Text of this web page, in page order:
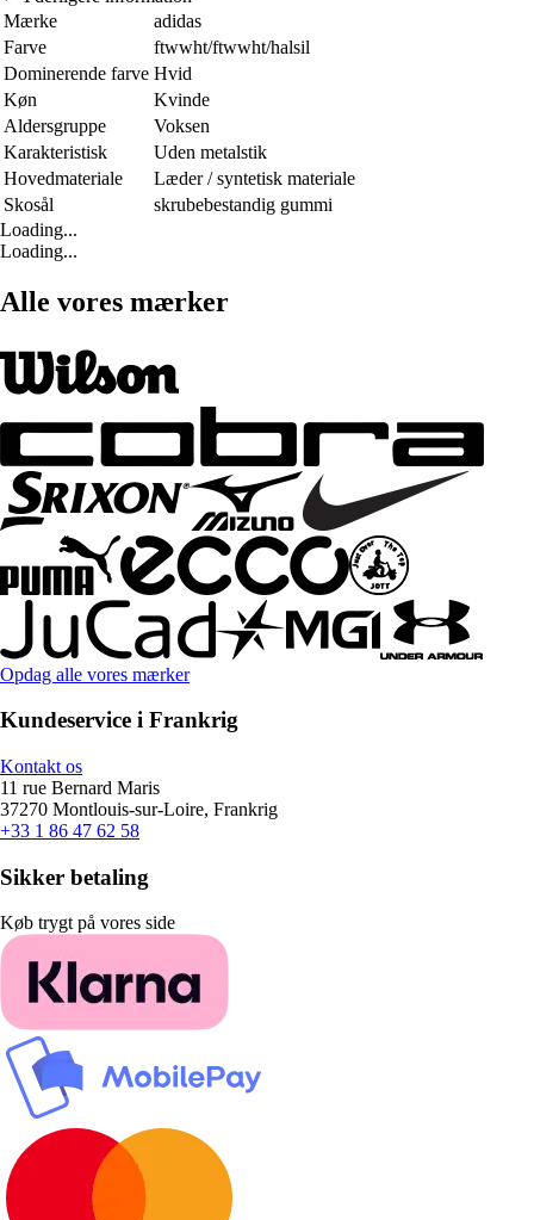
Mærke
adidas
Farve
ftwwht/ftwwht/halsil
Dominerende farve Hvid
Køn
Kvinde
Aldersgruppe
Voksen
Karakteristisk
Uden metalstik
Hovedmateriale
Læder / syntetisk materiale
Skosål
skrubebestandig gummi
Loading...
Loading...
Alle vores mærker
Opdag alle vores mærker
Kundeservice i Frankrig
Kontakt os
11 rue Bernard Maris
37270 Montlouis-sur-Loire, Frankrig
+33 1 86 47 62 58
Sikker betaling
Køb trygt på vores side